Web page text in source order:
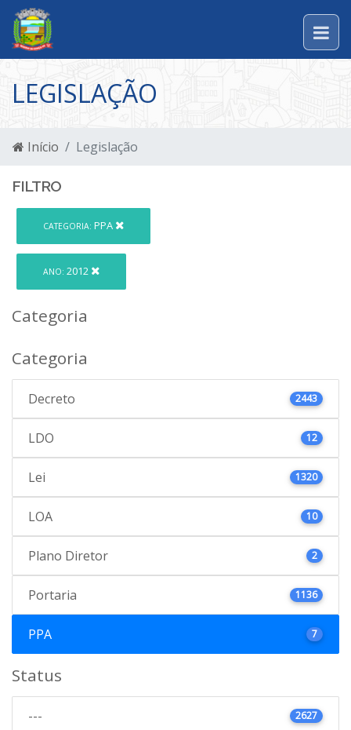
LEGISLAÇÃO
Início Legislação
FILTRO
CATEGORIA: PPA
ANO: 2012
Categoria
Categoria
Decreto 2443
LDO 12
Lei 1320
LOA 10
Plano Diretor 2
Portaria 1136
PPA 7
Status
--- 2627